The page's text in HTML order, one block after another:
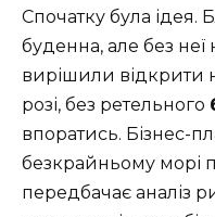
Спочатку була ідея.
буденна, але без неї
вирішили відкрити
розі, без ретельного
впоратись. Бізнес-
безкрайньому морі
передбачає аналіз